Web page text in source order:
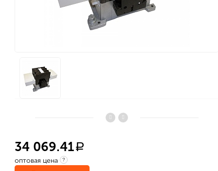
34 069.41 a
оптовая цена ?